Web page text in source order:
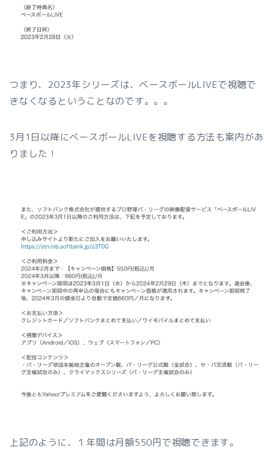
つまり、2023年シリーズは、ベースボールLIVEで視聴で
きなくなるということなのです。。。
3月1日以降にベースボールLIVEを視聴する方法も案内があ
りました！
上記のように、１年間は月額550円で視聴できます。